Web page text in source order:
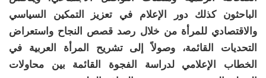
الباحثون كذلك دور الإعلام في تعزيز التمكين السياسي
والاقتصادي للمرأة من خلال رصد قصص النجاح واستعراض
التحديات القائمة، وصولاً إلى تشريح المرأة العربية في
الخطاب الإعلامي لدراسة الفجوة القائمة بين محاولات